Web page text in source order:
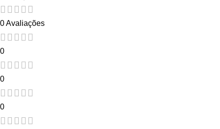
0 Avaliações
0
0
0